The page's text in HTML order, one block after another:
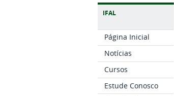
IFAL
Página Inicial
Notícias
Cursos
Estude Conosco